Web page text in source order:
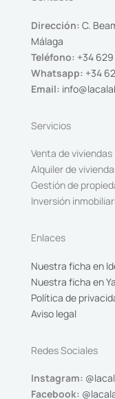
Dirección: C.
Málaga
Teléfono: +34 629
Whatsapp: +34
Email:
Servicios
Venta de viviendas
Alquiler de
Gestión de
Inversión
Enlaces
Nuestra ficha en
Nuestra ficha en
Política de
Aviso legal
Redes Sociales
Instagram:
Facebook: